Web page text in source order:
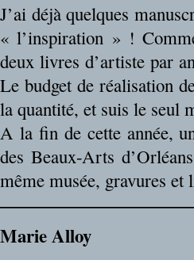
J’ai déjà quelques
« l’inspiration » !
deux livres d’artiste par
Le budget de réalisation
la quantité, et suis le seul
A la fin de cette année,
des Beaux-Arts
même musée, gravures et
Marie Alloy